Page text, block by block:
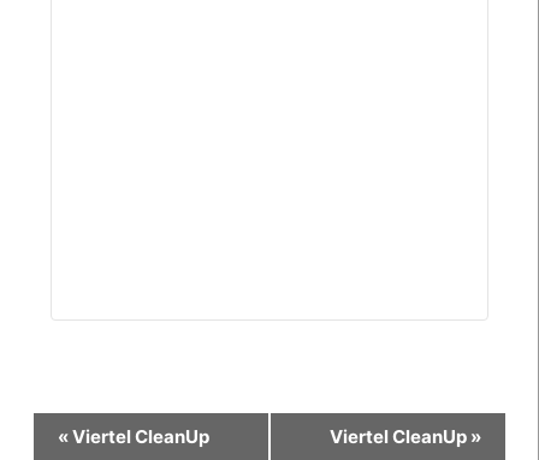
Veranstaltung-
«Viertel CleanUp Viertel CleanUp »